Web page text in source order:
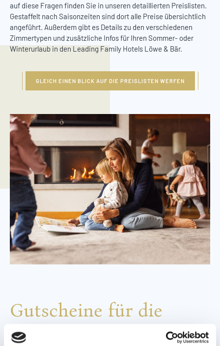
auf diese Fragen finden Sie in unseren detaillierten Preislisten.
Gestaffelt nach Saisonzeiten sind dort alle Preise übersichtlich
angeführt. Außerdem gibt es Details zu den verschiedenen
Zimmertypen und zusätzliche Infos für Ihren Sommer- oder
Winterurlaub in den Leading Family Hotels Löwe & Bär.
GLEICH EINEN BLICK AUF DIE PREISLISTEN WERFEN
Gutscheine für die
Leading Family Hotels